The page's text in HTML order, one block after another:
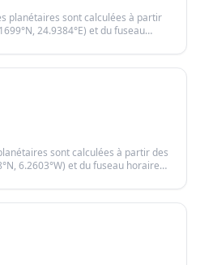
planétaires sont calculées à partir
24.9384°E) et du fuseau
sont calculées à partir des
6.2603°W) et du fuseau horaire